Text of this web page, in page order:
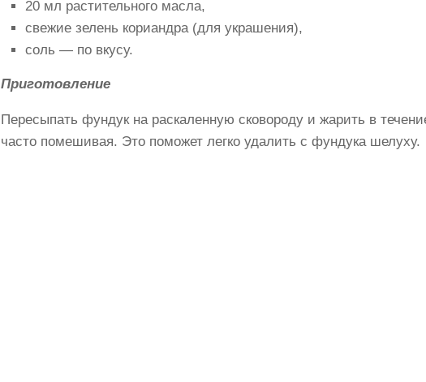
20 мл растительного масла,
свежие зелень кориандра (для украшения),
соль — по вкусу.
Приготовление
Пересыпать фундук на раскаленную сковороду и жарить в
часто помешивая. Это поможет легко удалить с фундука шелуху.